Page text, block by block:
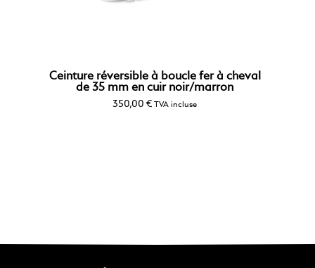
Ceinture réversible à boucle fer à cheval
de 35 mm en cuir noir/marron
350,00 € TVA incluse